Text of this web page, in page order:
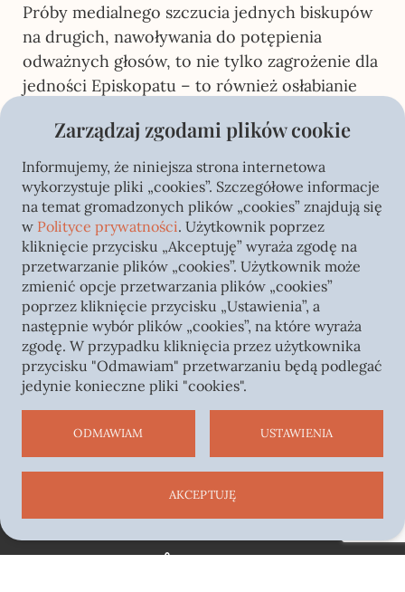
Próby medialnego szczucia jednych biskupów
na drugich, nawoływania do potępienia
odważnych głosów, to nie tylko zagrożenie dla
jedności Episkopatu – to również osłabianie
zwracamy się do
wszystkich biskupów:
prosimy Wasze Ekscelencje, abyście byli
Nie zostawiajcie samych tych, którzy głoszą
prawdę! Kościół potrzebuje jedności pasterzy i
jednoznacznego głosu!
Zarządzaj zgodami plików cookie
Informujemy, że niniejsza strona internetowa
wykorzystuje pliki „cookies”. Szczegółowe informacje
na temat gromadzonych plików „cookies” znajdują się
w Polityce prywatności. Użytkownik poprzez
kliknięcie przycisku „Akceptuję” wyraża zgodę na
przetwarzanie plików „cookies”. Użytkownik może
zmienić opcje przetwarzania plików „cookies”
poprzez kliknięcie przycisku „Ustawienia”, a
następnie wybór plików „cookies”, na które wyraża
zgodę. W przypadku kliknięcia przez użytkownika
przycisku "Odmawiam" przetwarzaniu będą podlegać
jedynie konieczne pliki "cookies".
ODMAWIAM USTAWIENIA
AKCEPTUJĘ